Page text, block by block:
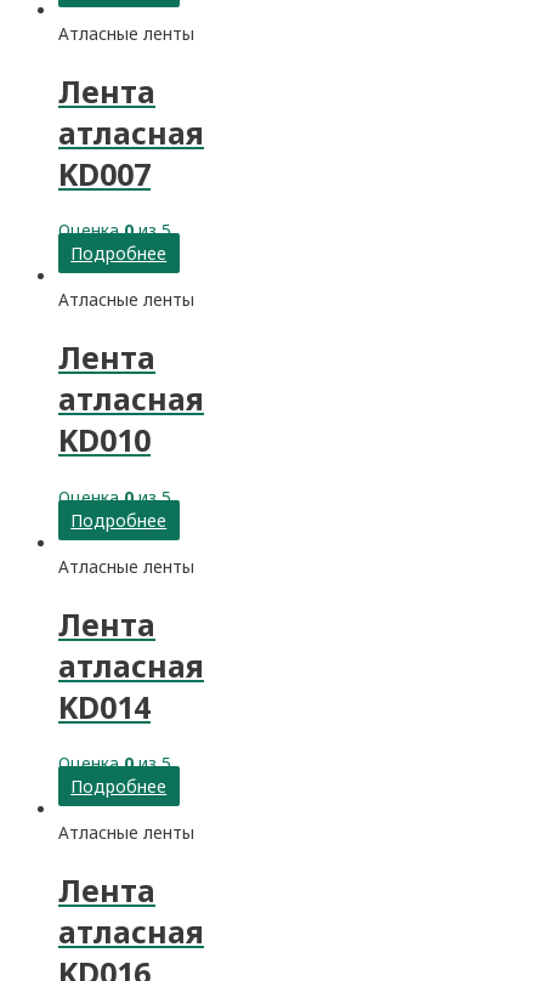
Атласные ленты
Лента
атласная
KD007
Оценка0из 5
Подробнее
Атласные ленты
Лента
атласная
KD010
Оценка0из 5
Подробнее
Атласные ленты
Лента
атласная
KD014
Оценка0из 5
Подробнее
Атласные ленты
Лента
атласная
KD016